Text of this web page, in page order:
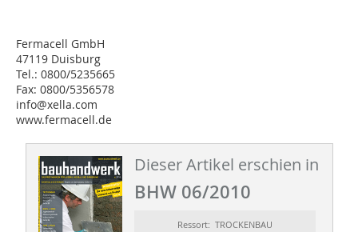
Fermacell GmbH
47119 Duisburg
Tel.: 0800/5235665
Fax: 0800/5356578
info@xella.com
www.fermacell.de
Dieser Artikel erschien in
BHW 06/2010
Ressort: TROCKENBAU